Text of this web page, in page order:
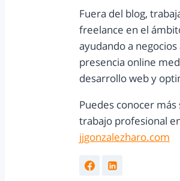
Fuera del blog,
freelance en el
ayudando a
presencia online
desarrollo web y
Puedes conocer más
trabajo profesional
jjgonzalezharo.com